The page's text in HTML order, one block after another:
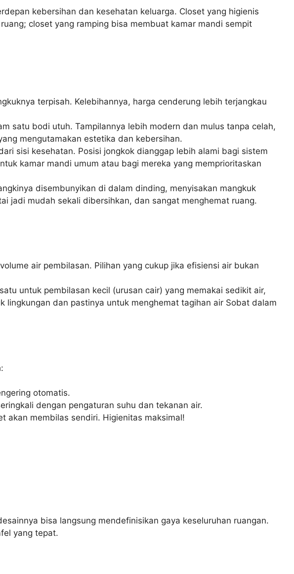
kebersihan dan kesehatan keluarga. Closet yang higienis
closet yang ramping bisa membuat kamar mandi sempit
terpisah. Kelebihannya, harga cenderung lebih terjangkau
satu bodi utuh. Tampilannya lebih modern dan mulus tanpa celah,
mengutamakan estetika dan kebersihan.
sisi kesehatan. Posisi jongkok dianggap lebih alami bagi sistem
kamar mandi umum atau bagi mereka yang memprioritaskan
disembunyikan di dalam dinding, menyisakan mangkuk
jadi mudah sekali dibersihkan, dan sangat menghemat ruang.
air pembilasan. Pilihan yang cukup jika efisiensi air bukan
untuk pembilasan kecil (urusan cair) yang memakai sedikit air,
dan pastinya untuk menghemat tagihan air Sobat dalam
otomatis.
dengan pengaturan suhu dan tekanan air.
akan membilas sendiri. Higienitas maksimal!
bisa langsung mendefinisikan gaya keseluruhan ruangan.
yang tepat.